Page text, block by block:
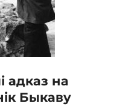
адказ на
Быкаву